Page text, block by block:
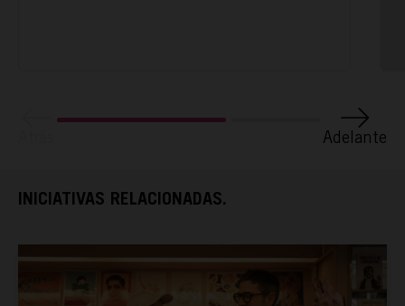
ESPAÑA RURAL
Adelante
INICIATIVAS RELACIONADAS.